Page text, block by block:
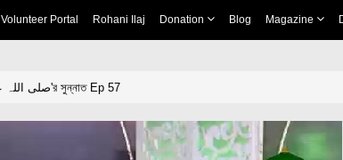
Volunteer Portal Rohani Ilaj Donation Blog Magazine
প্রিয় নবী صلی اللہ علیہ وآلہ وسلم'র সুন্নাত Ep 57